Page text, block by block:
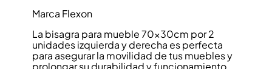
Marca Flexon
La bisagra para mueble 70x30cm por 2
unidades izquierda y derecha es perfecta
para asegurar la movilidad de tus muebles y
prolongar su durabilidad y funcionamiento